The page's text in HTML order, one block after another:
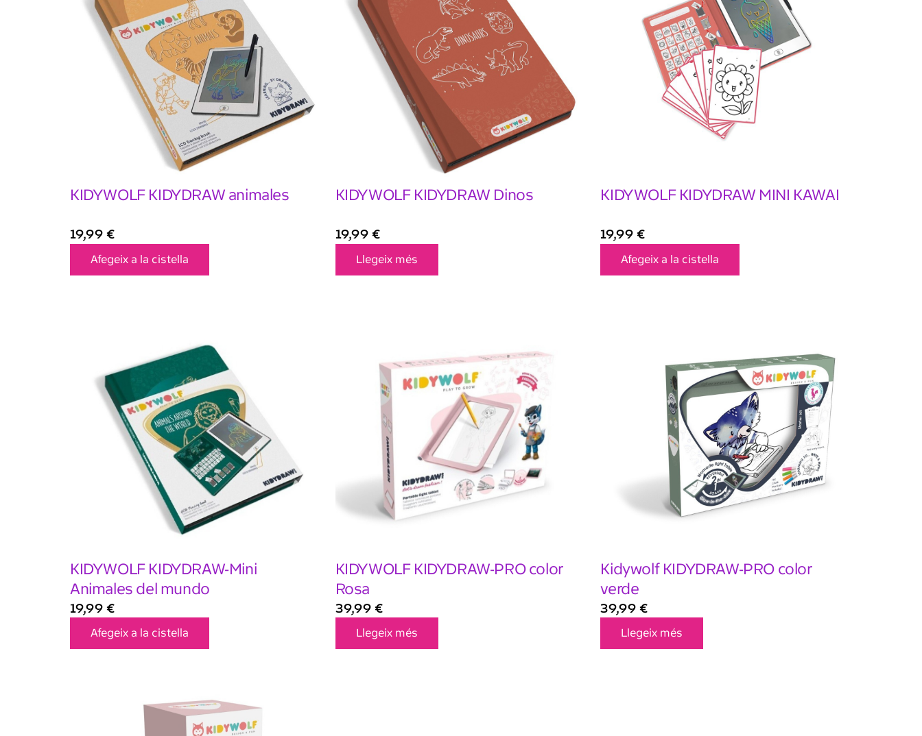
KIDYWOLF KIDYDRAW animales
19,99 €
Afegeix a la cistella
KIDYWOLF KIDYDRAW Dinos
19,99 €
Llegeix més
KIDYWOLF KIDYDRAW MINI KAWAI
19,99€
Afegeix a la cistella
KIDYWOLF KIDYDRAW-Mini
Animales del mundo
19,99 €
Afegeix a la cistella
KIDYWOLF KIDYDRAW-PRO color
Rosa
39,99 €
Llegeix més
Kidywolf KIDYDRAW-PRO color
verde
39,99€
Llegeix més